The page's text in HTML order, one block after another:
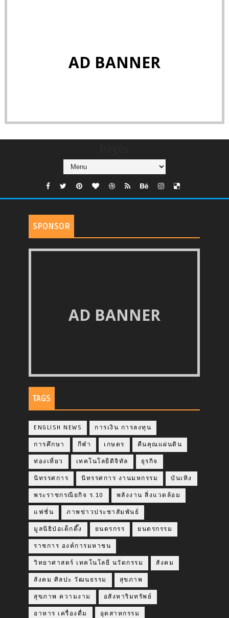
AD BANNER
SPONSOR
AD BANNER
TAGS
ENGLISH NEWS การเงิน การลงทุน
การศึกษา กีฬา เกษตร คืนคุณแผ่นดิน
ท่องเที่ยว เทคโนโลยีดิจิทัล ธุรกิจ
นิทรรศการ นิทรรศการ งานมหกรรม บันเทิง
พระราชกรณียกิจ ร.10 พลังงาน สิ่งแวดล้อม
แฟชั่น ภาพข่าวประชาสัมพันธ์
มูลนิธิป่อเต็กตึ๊ง ยนตรกรร ยนตรกรรม
ราชการ องค์การมหาชน
วิทยาศาสตร์ เทคโนโลยี นวัตกรรม สังคม
สังคม ศิลปะ วัฒนธรรม สุขภาพ
สุขภาพ ความงาม อสังหาริมทรัพย์
อาหาร เครื่องดื่ม อุตสาหกรรม